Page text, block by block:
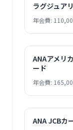
ラグジュア
年会費:
ANAアメリ
ード
年会費:
ANA JCBカ